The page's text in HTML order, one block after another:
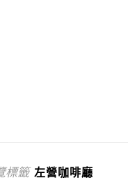
標籤 左營咖啡廳